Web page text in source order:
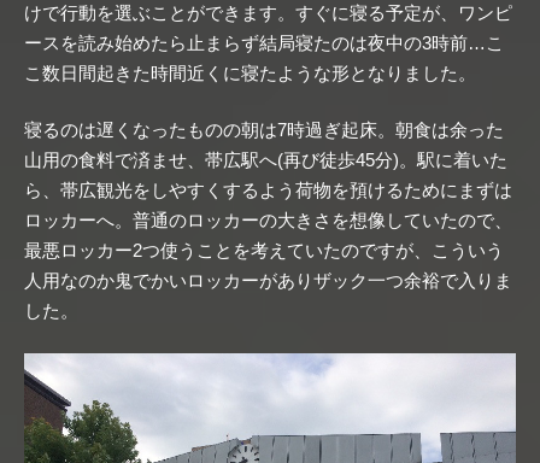
けで行動を選ぶことができます。すぐに寝る予定が、ワンピ
ースを読み始めたら止まらず結局寝たのは夜中の3時前…こ
こ数日間起きた時間近くに寝たような形となりました。
寝るのは遅くなったものの朝は7時過ぎ起床。朝食は余った
山用の食料で済ませ、帯広駅へ(再び徒歩45分)。駅に着いた
ら、帯広観光をしやすくするよう荷物を預けるためにまずは
ロッカーへ。普通のロッカーの大きさを想像していたので、
最悪ロッカー2つ使うことを考えていたのですが、こういう
人用なのか鬼でかいロッカーがありザック一つ余裕で入りま
した。